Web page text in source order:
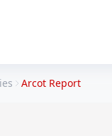
Arcot Report